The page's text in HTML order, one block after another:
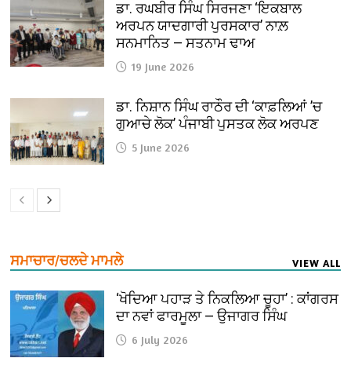
ਡਾ. ਰਘਬੀਰ ਸਿੰਘ ਸਿਰਜਣਾ ‘ਇਕਬਾਲ
ਅਰਪਨ ਯਾਦਗਾਰੀ ਪੁਰਸਕਾਰ’ ਨਾਲ਼
ਸਨਮਾਨਿਤ — ਸਤਨਾਮ ਢਾਅ
19 June 2026
ਡਾ. ਨਿਸ਼ਾਨ ਸਿੰਘ ਰਾਠੌਰ ਦੀ ‘ਕਾਫ਼ਲਿਆਂ ’ਚ
ਗੁਆਚੇ ਲੋਕ’ ਪੰਜਾਬੀ ਪੁਸਤਕ ਲੋਕ ਅਰਪਣ
5 June 2026
ਸਮਾਚਾਰ/ਚਲਦੇ ਮਾਮਲੇ VIEW ALL
‘ਖੋਦਿਆ ਪਹਾੜ ਤੇ ਨਿਕਲਿਆ ਚੂਹਾ’ : ਕਾਂਗਰਸ
ਦਾ ਨਵਾਂ ਫਾਰਮੂਲਾ — ਉਜਾਗਰ ਸਿੰਘ
6 July 2026